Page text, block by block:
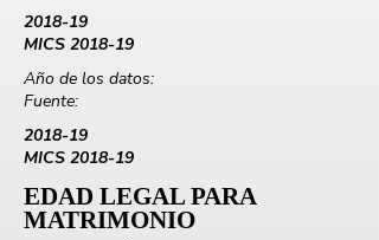
2018-19
MICS 2018-19
Año de los datos:
Fuente:
2018-19
MICS 2018-19
EDAD LEGAL PARA
MATRIMONIO